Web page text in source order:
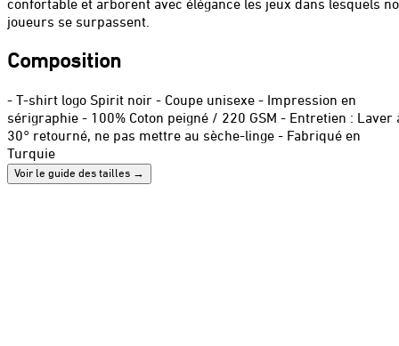
confortable et arborent avec élégance les jeux dans lesquels
joueurs se surpassent.
Composition
- T-shirt logo Spirit noir - Coupe unisexe - Impression en
sérigraphie - 100% Coton peigné / 220 GSM - Entretien : Laver
30° retourné, ne pas mettre au sèche-linge - Fabriqué en
Turquie
Voir le guide des tailles →